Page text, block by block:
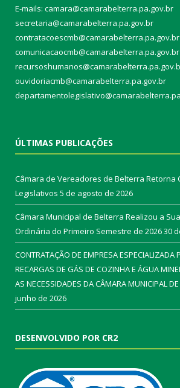
E-mails: camara@camarabelterra.pa.gov.br
secretaria@camarabelterra.pa.gov.br
contratacoescmb@camarabelterra.pa.gov.br
comunicacaocmb@camarabelterra.pa.gov.br
ouvidoriacmb@camarabelterra.pa.gov.br
ÚLTIMAS PUBLICAÇÕES
Câmara de Vereadores de Belterra Retorna
Legislativos 5 de agosto de 2026
Câmara Municipal de Belterra Realizou a
Ordinária do Primeiro Semestre de 202630
CONTRATAÇÃO DE EMPRESA ESPECIALIZADA
RECARGAS DE GÁS DE COZINHA E ÁGUA
AS NECESSIDADES DA CÂMARA MUNICIPAL DE
junho de 2026
DESENVOLVIDO POR CR2